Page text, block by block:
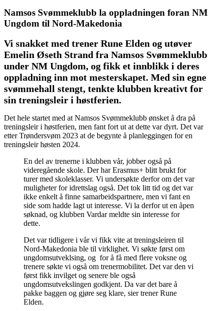
Namsos Svømmeklubb la oppladningen foran NM
Ungdom til Nord-Makedonia
Vi snakket med trener Rune Elden og utøver
Emelin Øseth Strand fra Namsos Svømmeklubb
under NM Ungdom, og fikk et innblikk i deres
oppladning inn mot mesterskapet. Med sin egne
svømmehall stengt, tenkte klubben kreativt for
sin treningsleir i høstferien.
Det hele startet med at Namsos Svømmeklubb ønsket å dra på
treningsleir i høstferien, men fant fort ut at dette var dyrt. Det var
etter Trøndersvøm 2023 at de begynte å planleggingen for en
treningsleir høsten 2024.
En del av trenerne i klubben vår, jobber også på
videregående skole. Der har Erasmus+ blitt brukt for
turer med skoleklasser. Vi undersøkte derfor om det var
muligheter for idrettslag også. Det tok litt tid og det var
ikke enkelt å finne samarbeidspartnere, men vi fant en
side som hadde lagt ut interesse. Vi la derfor ut en åpen
søknad, og klubben Vardar meldte sin interesse for
dette.
Det var tidligere i vår vi fikk vite at treningsleiren til
Nord-Makedonia ble til virklighet. Vi søkte først om
ungdomsutveklsing, og for å få med flere voksne og
trenere søkte vi også om trenermobilitet. Det var den vi
først fikk invilget og senere ble også
ungdomsutvekslingen godkjent. Da var det bare å
pakke baggen og gjøre seg klare, sier trener Rune
Elden.